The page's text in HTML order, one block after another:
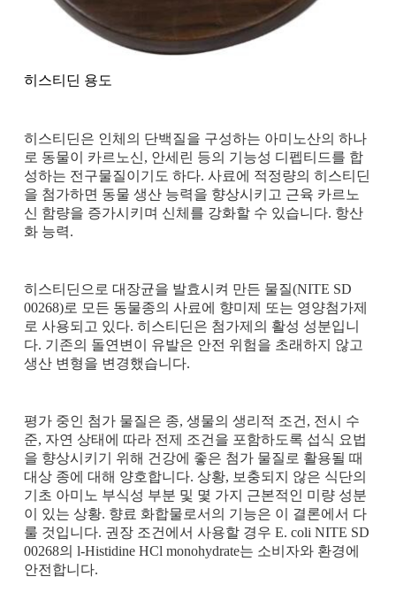
히스티딘 용도
히스티딘은 인체의 단백질을 구성하는 아미노산의 하나
로 동물이 카르노신, 안세린 등의 기능성 디펩티드를 합
성하는 전구물질이기도 하다. 사료에 적정량의 히스티딘
을 첨가하면 동물 생산 능력을 향상시키고 근육 카르노
신 함량을 증가시키며 신체를 강화할 수 있습니다. 항산
화 능력.
히스티딘으로 대장균을 발효시켜 만든 물질(NITE SD
00268)로 모든 동물종의 사료에 향미제 또는 영양첨가제
로 사용되고 있다. 히스티딘은 첨가제의 활성 성분입니
다. 기존의 돌연변이 유발은 안전 위험을 초래하지 않고
생산 변형을 변경했습니다.
평가 중인 첨가 물질은 종, 생물의 생리적 조건, 전시 수
준, 자연 상태에 따라 전제 조건을 포함하도록 섭식 요법
을 향상시키기 위해 건강에 좋은 첨가 물질로 활용될 때
대상 종에 대해 양호합니다. 상황, 보충되지 않은 식단의
기초 아미노 부식성 부분 및 몇 가지 근본적인 미량 성분
이 있는 상황. 향료 화합물로서의 기능은 이 결론에서 다
룰 것입니다. 권장 조건에서 사용할 경우 E. coli NITE SD
00268의 l-Histidine HCl monohydrate는 소비자와 환경에
안전합니다.